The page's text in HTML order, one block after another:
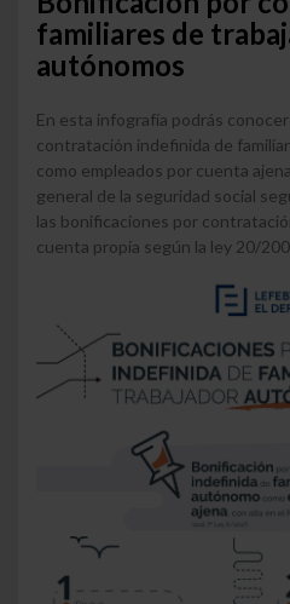
familiares de
autónomos
En esta infografía podrás
contratación indefinida de
como empleados por cuenta
general de la seguridad social
las bonificaciones por
cuenta propia según la ley 20/